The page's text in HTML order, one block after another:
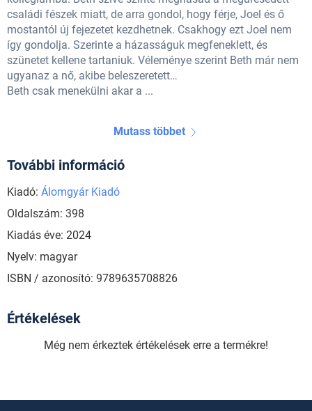
családi fészek miatt, de arra gondol, hogy férje, Joel és ő
mostantól új fejezetet kezdhetnek. Csakhogy ezt Joel nem
így gondolja. Szerinte a házasságuk megfeneklett, és
szünetet kellene tartaniuk. Véleménye szerint Beth már nem
ugyanaz a nő, akibe beleszeretett…
Beth csak menekülni akar a ...
Mutass többet
További információ
Kiadó: Álomgyár Kiadó
Oldalszám: 398
Kiadás éve: 2024
Nyelv: magyar
ISBN / azonosító: 9789635708826
Értékelések
Még nem érkeztek értékelések erre a termékre!